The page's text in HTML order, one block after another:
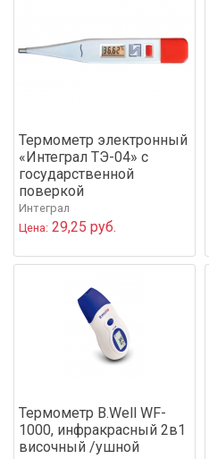
Термометр электронный
«Интеграл ТЭ-04» с
государственной
поверкой
Интеграл
Цена: 29,25 руб.
Термометр B.Well WF-
1000, инфракрасный 2в1
височный /ушной